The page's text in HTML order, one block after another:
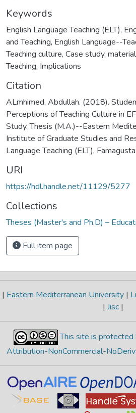
Keywords
English Language Teaching (ELT),
and Teaching, English Language--
Teaching culture, Case study,
Teaching, Implications
Citation
ALmhimed, Abdullah. (2018).
Perceptions of Teaching Culture in
Study. Thesis (M.A.)--Eastern
Institute of Graduate Studies and
Language Teaching (ELT),
URI
https://hdl.handle.net/11129/5277
Collections
Theses (Master's and Ph.D) –
Full item page
| Eastern Mediterranean University |
| Jisc |
This site is protected
Attribution-NonCommercial-